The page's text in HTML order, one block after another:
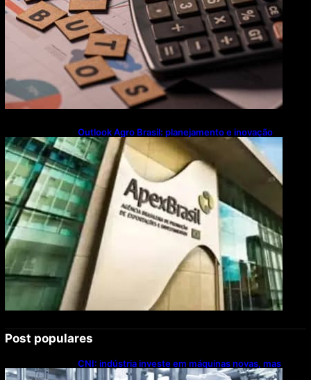
Outlook Agro Brasil: planejamento e inovação
pautam debates sobre futuro do agronegócio
Post populares
CNI: indústria investe em máquinas novas, mas
modernização tecnológica avança lentamente